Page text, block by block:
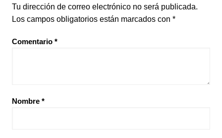
Tu dirección de correo electrónico no será publicada.
Los campos obligatorios están marcados con *
Comentario *
Nombre *